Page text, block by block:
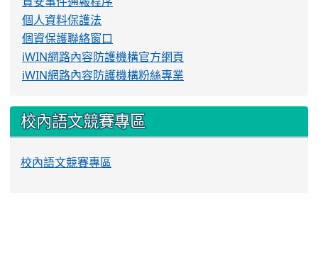
個人資料保護法
個資保護聯絡窗口
iWIN網路內容防護機構官方網頁
iWIN網路內容防護機構粉絲專業
校內語文競賽專區
校內語文競賽專區